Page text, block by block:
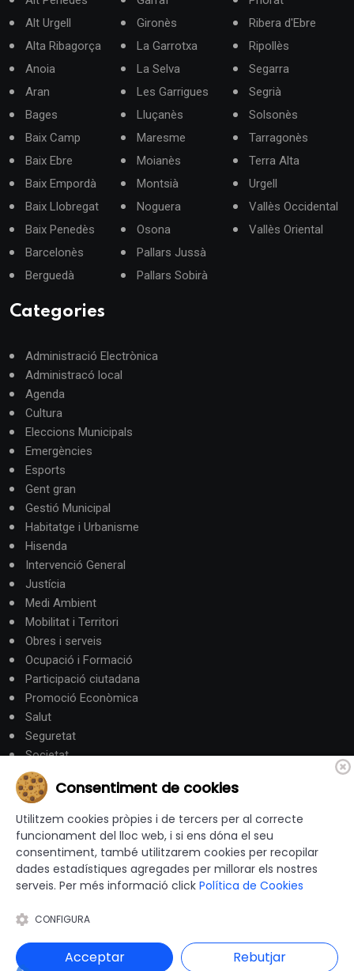
Alt Urgell
Alta Ribagorça
Anoia
Aran
Bages
Baix Camp
Baix Ebre
Baix Empordà
Baix Llobregat
Baix Penedès
Barcelonès
Berguedà
Gironès
La Garrotxa
La Selva
Les Garrigues
Lluçanès
Maresme
Moianès
Montsià
Noguera
Osona
Pallars Jussà
Pallars Sobirà
Ribera d'Ebre
Ripollès
Segarra
Segrià
Solsonès
Tarragonès
Terra Alta
Urgell
Vallès Occidental
Vallès Oriental
Categories
Administració Electrònica
Administracó local
Agenda
Cultura
Eleccions Municipals
Emergències
Esports
Gent gran
Gestió Municipal
Habitatge i Urbanisme
Hisenda
Intervenció General
Justícia
Medi Ambient
Mobilitat i Territori
Obres i serveis
Ocupació i Formació
Participació ciutadana
Promoció Econòmica
Salut
Seguretat
Societat
Turisme
Altres Canals
canalandorra.ad
© 2012-2026 Ajuntaments de Catalunya - Tots els drets
Avís Legal |Política de privacitat|
Política de Cookies| Accessibilitat|
Consentiment de cookies
Utilitzem cookies pròpies i de tercers per al correcte
funcionament del lloc web, i si ens dóna el seu
consentiment, també utilitzarem cookies per recopilar
dades estadístiques agregades per millorar els nostres
serveis. Per més informació click Política de Cookies
CONFIGURA
Acceptar Rebutjar